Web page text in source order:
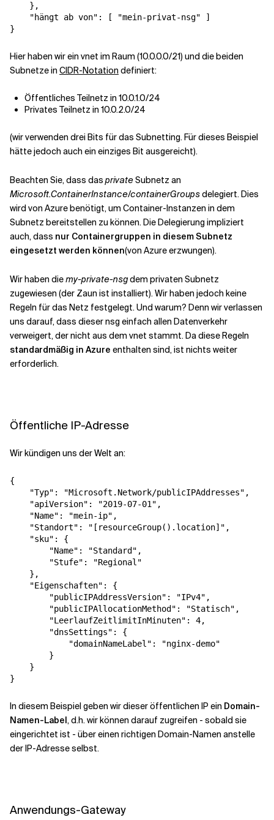
},
"hängt ab von" : [ "mein-privat-nsg"
]
}
Hier haben wir ein vnet im Raum (10.0.0.0/21) und die beiden
Subnetze in CIDR-Notation definiert:
Öffentliches Teilnetz in 10.0.1.0/24
Privates Teilnetz in 10.0.2.0/24
(wir verwenden drei Bits für das Subnetting. Für dieses Beispiel
hätte jedoch auch ein einziges Bit ausgereicht).
Beachten Sie, dass dasprivateSubnetz an
Microsoft.ContainerInstance/containerGroupsdelegiert. Dies
wird von Azure benötigt, um Container-Instanzen in dem
Subnetz bereitstellen zu können. Die Delegierung impliziert
auch, dass nur Containergruppen in diesem Subnetz
eingesetzt werden können(von Azure erzwungen).
Wir haben diemy-private-nsgdem privaten Subnetz
zugewiesen (der Zaun ist installiert). Wir haben jedoch keine
Regeln für das Netz festgelegt. Und warum? Denn wir verlassen
uns darauf, dass dieser nsg einfach allen Datenverkehr
verweigert, der nicht aus dem vnet stammt. Da diese Regeln
standardmäßig in Azure enthalten sind, ist nichts weiter
erforderlich.
Öffentliche IP-Adresse
Wir kündigen uns der Welt an:
{
"Typ" : "Microsoft.Network/publicIPAddresses" ,
"apiVersion" : "2019-07-01" ,
"Name" : "mein-ip" ,
"Standort" : "[resourceGroup().location]" ,
"sku" :
{
"Name" : "Standard" ,
"Stufe" :
"Regional"
},
"Eigenschaften" :
{
"publicIPAddressVersion" : "IPv4" ,
"publicIPAllocationMethod" : "Statisch" ,
"LeerlaufZeitlimitInMinuten" : 4,
"dnsSettings" :
{
"domainNameLabel" :
"nginx-demo"
}
}
}
In diesem Beispiel geben wir dieser öffentlichen IP ein Domain-
Namen-Label , d.h. wir können darauf zugreifen - sobald sie
eingerichtet ist - über einen richtigen Domain-Namen anstelle
der IP-Adresse selbst.
Anwendungs-Gateway